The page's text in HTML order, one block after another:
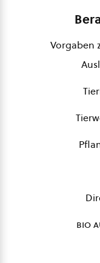
Vorgaben
bio